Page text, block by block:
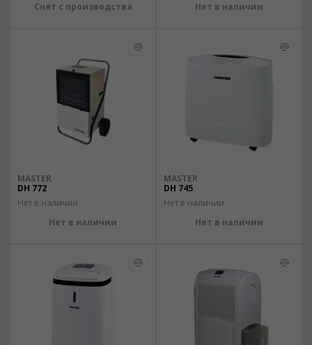
Снят с производства
Нет в наличии
MASTER
DH 772
Нет в наличии
Нет в наличии
MASTER
DH 745
Нет в наличии
Нет в наличии